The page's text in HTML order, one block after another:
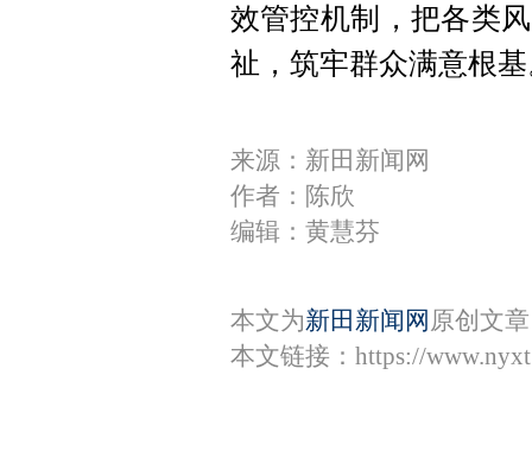
效管控机制，把各类
祉，筑牢群众满意根
来源：新田新闻网
作者：陈欣
编辑：黄慧芬
本文为新田新闻网 原创文
本文链接： https://